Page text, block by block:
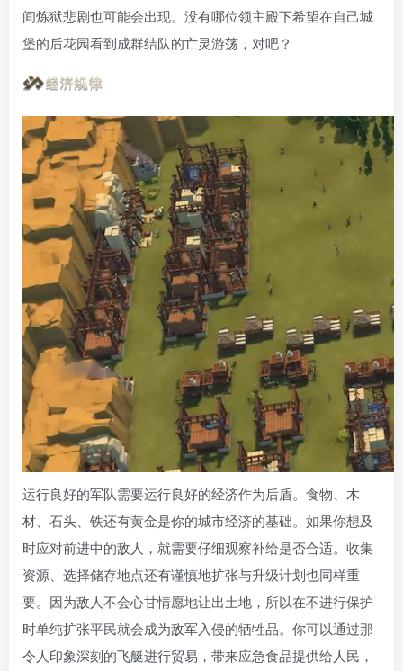
间炼狱悲剧也可能会出现。没有哪位领主殿下希望在自己城
堡的后花园看到成群结队的亡灵游荡，对吧？
运行良好的军队需要运行良好的经济作为后盾。食物、木
材、石头、铁还有黄金是你的城市经济的基础。如果你想及
时应对前进中的敌人，就需要仔细观察补给是否合适。收集
资源、选择储存地点还有谨慎地扩张与升级计划也同样重
要。因为敌人不会心甘情愿地让出土地，所以在不进行保护
时单纯扩张平民就会成为敌军入侵的牺牲品。你可以通过那
令人印象深刻的飞艇进行贸易，带来应急食品提供给人民，